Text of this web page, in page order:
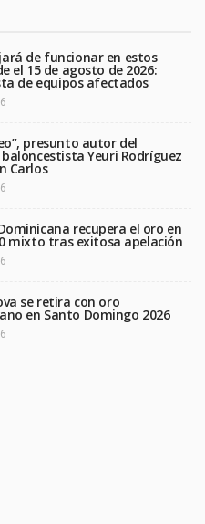
de funcionar en estos
el 15 de agosto de 2026:
de equipos afectados
presunto autor del
Yeuri Rodríguez
Carlos
recupera el oro en
mixto tras exitosa apelación
se retira con oro
en Santo Domingo 2026